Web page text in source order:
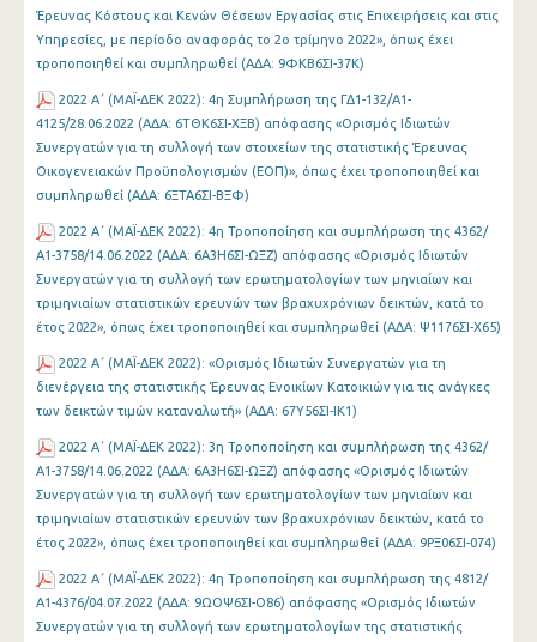
Έρευνας Κόστους και Κενών Θέσεων Εργασίας στις Επιχειρήσεις και στις
Υπηρεσίες, με περίοδο αναφοράς το 2ο τρίμηνο 2022», όπως έχει
τροποποιηθεί και συμπληρωθεί (ΑΔΑ: 9ΦΚΒ6ΣΙ-37Κ)
2022 Α΄ (MAΪ-ΔΕΚ 2022): 4η Συμπλήρωση της ΓΔ1-132/Α1-
4125/28.06.2022 (ΑΔΑ: 6ΤΘΚ6ΣΙ-ΧΞΒ) απόφασης «Ορισμός Ιδιωτών
Συνεργατών για τη συλλογή των στοιχείων της στατιστικής Έρευνας
Οικογενειακών Προϋπολογισμών (ΕΟΠ)», όπως έχει τροποποιηθεί και
συμπληρωθεί (ΑΔΑ: 6ΞΤΑ6ΣΙ-ΒΞΦ)
2022 Α΄ (MAΪ-ΔΕΚ 2022): 4η Τροποποίηση και συμπλήρωση της 4362/
Α1-3758/14.06.2022 (ΑΔΑ: 6Α3Η6ΣΙ-ΩΞΖ) απόφασης «Ορισμός Ιδιωτών
Συνεργατών για τη συλλογή των ερωτηματολογίων των μηνιαίων και
τριμηνιαίων στατιστικών ερευνών των βραχυχρόνιων δεικτών, κατά το
έτος 2022», όπως έχει τροποποιηθεί και συμπληρωθεί (ΑΔΑ: Ψ1176ΣΙ-Χ65)
2022 Α΄ (MAΪ-ΔΕΚ 2022): «Ορισμός Ιδιωτών Συνεργατών για τη
διενέργεια της στατιστικής Έρευνας Ενοικίων Κατοικιών για τις ανάγκες
των δεικτών τιμών καταναλωτή» (ΑΔΑ: 67Υ56ΣΙ-ΙΚ1)
2022 Α΄ (MAΪ-ΔΕΚ 2022): 3η Τροποποίηση και συμπλήρωση της 4362/
Α1-3758/14.06.2022 (ΑΔΑ: 6Α3Η6ΣΙ-ΩΞΖ) απόφασης «Ορισμός Ιδιωτών
Συνεργατών για τη συλλογή των ερωτηματολογίων των μηνιαίων και
τριμηνιαίων στατιστικών ερευνών των βραχυχρόνιων δεικτών, κατά το
έτος 2022», όπως έχει τροποποιηθεί και συμπληρωθεί (ΑΔΑ: 9ΡΞ06ΣΙ-074)
2022 Α΄ (MAΪ-ΔΕΚ 2022): 4η Τροποποίηση και συμπλήρωση της 4812/
Α1-4376/04.07.2022 (ΑΔΑ: 9ΩΟΨ6ΣΙ-Ο86) απόφασης «Ορισμός Ιδιωτών
Συνεργατών για τη συλλογή των ερωτηματολογίων της στατιστικής